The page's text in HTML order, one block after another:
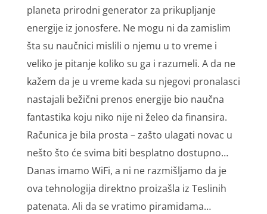
planeta prirodni generator za prikupljanje
energije iz jonosfere. Ne mogu ni da zamislim
šta su naučnici mislili o njemu u to vreme i
veliko je pitanje koliko su ga i razumeli. A da ne
kažem da je u vreme kada su njegovi pronalasci
nastajali bežični prenos energije bio naučna
fantastika koju niko nije ni želeo da finansira.
Računica je bila prosta – zašto ulagati novac u
nešto što će svima biti besplatno dostupno…
Danas imamo WiFi, a ni ne razmišljamo da je
ova tehnologija direktno proizašla iz Teslinih
patenata. Ali da se vratimo piramidama…